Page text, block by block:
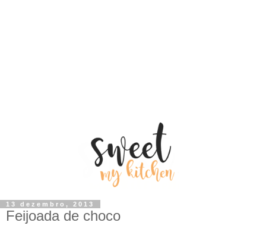
13 dezembro, 2013
Feijoada de choco